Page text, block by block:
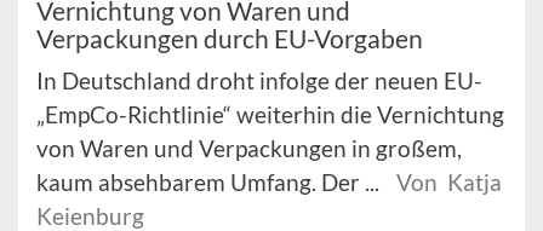
Vernichtung von Waren und
Verpackungen durch EU-Vorgaben
In Deutschland droht infolge der neuen EU-
„EmpCo-Richtlinie“ weiterhin die Vernichtung
von Waren und Verpackungen in großem,
kaum absehbarem Umfang. Der ...
Von Katja
Keienburg